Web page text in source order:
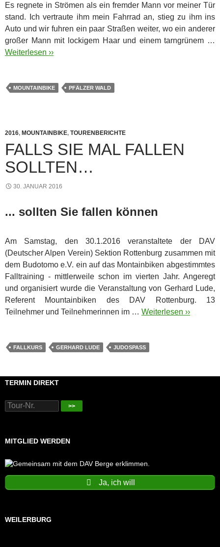
Es regnete in Strömen als ein fremder Mann vor meiner Tür
stand. Ich vertraute ihm mein Fahrrad an, stieg zu ihm ins
Auto und wir fuhren ein paar Straßen weiter, wo ein anderer
großer Mann mit lockigem Haar und einem tarngrünem …
Weiterlesen ››
MOUNTAINBIKE PFÄLZER WALD
2016, MOUNTAINBIKE, TOURENBERICHTE
FALLS SIE MAL FALLEN
SOLLTEN…
30. JANUAR 2016
... sollten Sie fallen können
Am Samstag, den 30.1.2016 veranstaltete der DAV
(Deutscher Alpen Verein) Sektion Rottenburg zusammen mit
dem Budotomo e.V. ein auf das Montainbiken abgestimmtes
Falltraining - mittlerweile schon im vierten Jahr. Angeregt
und organisiert wurde die Veranstaltung von Gerhard Lude,
Referent Mountainbiken des DAV Rottenburg. 13
Teilnehmer und Teilnehmerinnen im … Weiterlesen ››
FALLKURS GERHARD LUDE JUDOSPASS
TERMIN DIREKT
>>
MITGLIED WERDEN
Ja, ich will
WEILERBURG